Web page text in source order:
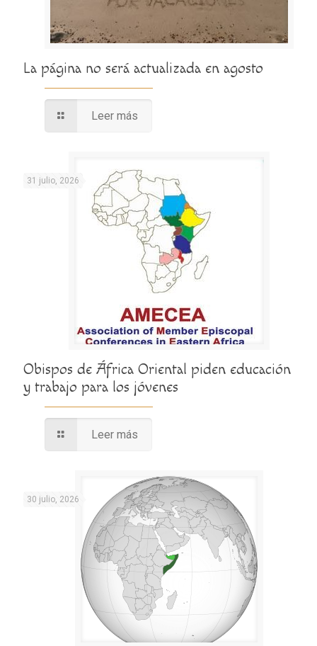
La página no será actualizada en agosto
Leer más
31 julio, 2026
Obispos de África Oriental piden educación
y trabajo para los jóvenes
Leer más
30 julio, 2026